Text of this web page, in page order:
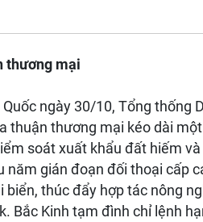
thương mại
ngày 30/10, Tổng thống
thuận thương mại kéo dài
soát xuất khẩu đất hiếm
năm gián đoạn đối thoại cấp
biển, thúc đẩy hợp tác nông
Bắc Kinh tạm đình chỉ lệnh